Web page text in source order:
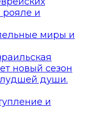
рояле и
миры и
новый сезон
души.
и